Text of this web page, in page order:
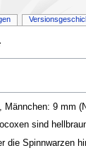
Männchen: 9 mm (
sind
die Spinnwarzen